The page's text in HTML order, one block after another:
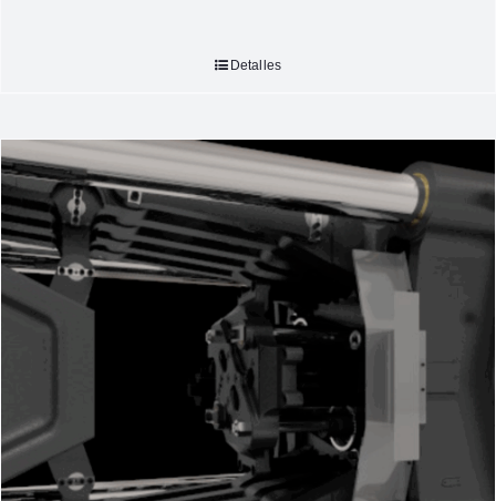
Detalles